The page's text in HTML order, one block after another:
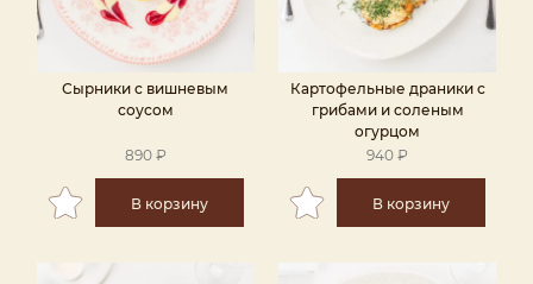
Сырники с вишневым
соусом
890 ₽
В корзину
Картофельные драники с
грибами и соленым
огурцом
940 ₽
В корзину